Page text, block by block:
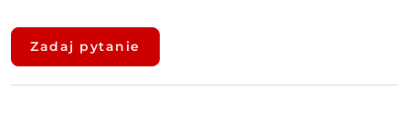
Dostępność
dostawa
Zadaj pytanie